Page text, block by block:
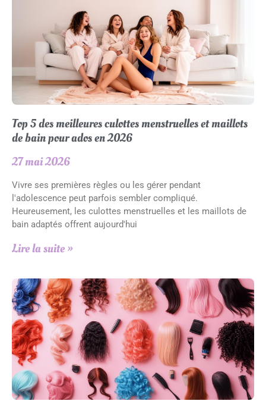
Top 5 des meilleures culottes menstruelles et maillots
de bain pour ados en 2026
27 mai 2026
Vivre ses premières règles ou les gérer pendant
l'adolescence peut parfois sembler compliqué.
Heureusement, les culottes menstruelles et les maillots de
bain adaptés offrent aujourd'hui
Lire la suite »